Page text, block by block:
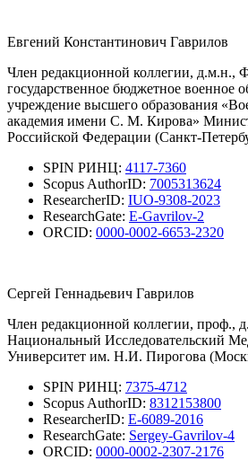
Евгений Константинович Гаврилов
Член редакционной коллегии, д.м.н.,
государственное бюджетное военное
учреждение высшего образования
академия имени С. М. Кирова»
Российской Федерации (Санкт-
SPIN РИНЦ: 4117-7360
Scopus AuthorID: 7005313624
ResearcherID: IUO-9308-2023
ResearchGate: E-Gavrilov-2
ORCID: 0000-0002-6653-2320
Сергей Геннадьевич Гаврилов
Член редакционной коллегии, проф.,
Национальный Исследовательский
Университет им. Н.И. Пирогова
SPIN РИНЦ: 7375-4712
Scopus AuthorID: 8312153800
ResearcherID: E-6089-2016
ResearchGate: Sergey-Gavrilov-4
ORCID: 0000-0002-2307-2176